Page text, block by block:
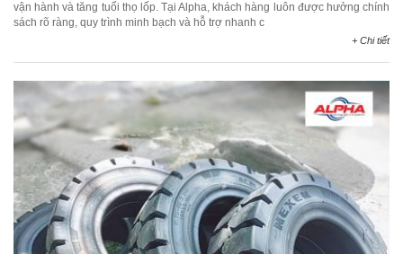
vận hành và tăng tuổi thọ lốp. Tại Alpha, khách hàng luôn được hưởng chính
sách rõ ràng, quy trình minh bạch và hỗ trợ nhanh c
+ Chi tiết